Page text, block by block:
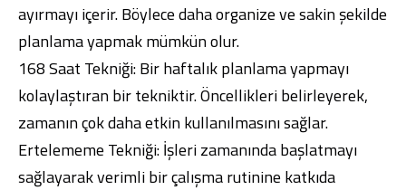
ayırmayı içerir. Böylece daha organize ve sakin şekilde
planlama yapmak mümkün olur.
168 Saat Tekniği: Bir haftalık planlama yapmayı
kolaylaştıran bir tekniktir. Öncellikleri belirleyerek,
zamanın çok daha etkin kullanılmasını sağlar.
Ertelememe Tekniği: İşleri zamanında başlatmayı
sağlayarak verimli bir çalışma rutinine katkıda